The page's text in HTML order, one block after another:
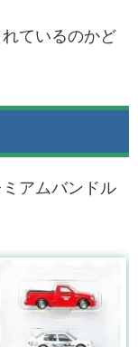
ているのかど
アムバンドル